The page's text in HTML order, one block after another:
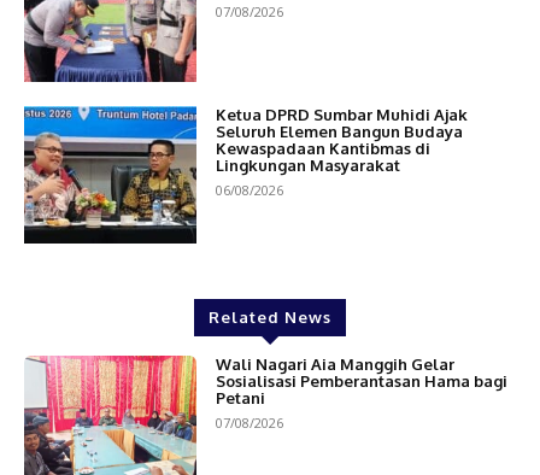
07/08/2026
Ketua DPRD Sumbar Muhidi Ajak
Seluruh Elemen Bangun Budaya
Kewaspadaan Kantibmas di
Lingkungan Masyarakat
06/08/2026
Related News
Wali Nagari Aia Manggih Gelar
Sosialisasi Pemberantasan Hama bagi
Petani
07/08/2026